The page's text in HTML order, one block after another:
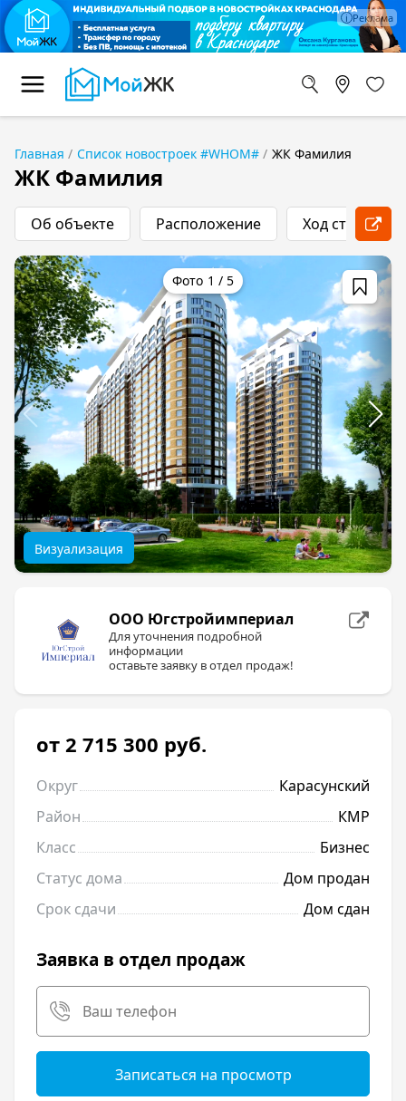
Главная Список новостроек #WHOM# ЖК Фамилия
ЖК Фамилия
Об объекте Расположение Ход
1 / 5
Визуализация
ООО Югстройимпериал
Для уточнения подробной
информации
оставьте заявку в отдел продаж!
от 2 715 300 руб.
Округ
Карасунский
Район
КМР
Класс
Бизнес
Статус дома
Дом продан
Срок сдачи
Дом сдан
Заявка в отдел продаж
Записаться на просмотр